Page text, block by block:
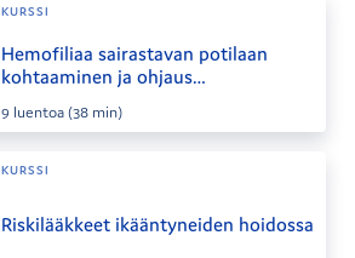
KURSSI
Hemofiliaa sairastavan potilaan
kohtaaminen ja ohjaus
9 luentoa(38 min)
KURSSI
Riskilääkkeet ikääntyneiden hoidossa